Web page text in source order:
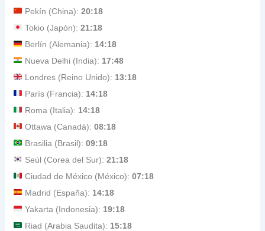
Pekín (China):20:18
Tokio (Japón):21:18
Berlín (Alemania): 14:18
Nueva Delhi (India): 17:48
Londres (Reino Unido): 13:18
París (Francia): 14:18
Roma (Italia): 14:18
Ottawa (Canadá):08:18
Brasilia (Brasil):09:18
Seúl (Corea del Sur):21:18
Ciudad de México (México):07:18
Madrid (España): 14:18
Yakarta (Indonesia): 19:18
Riad (Arabia Saudita): 15:18